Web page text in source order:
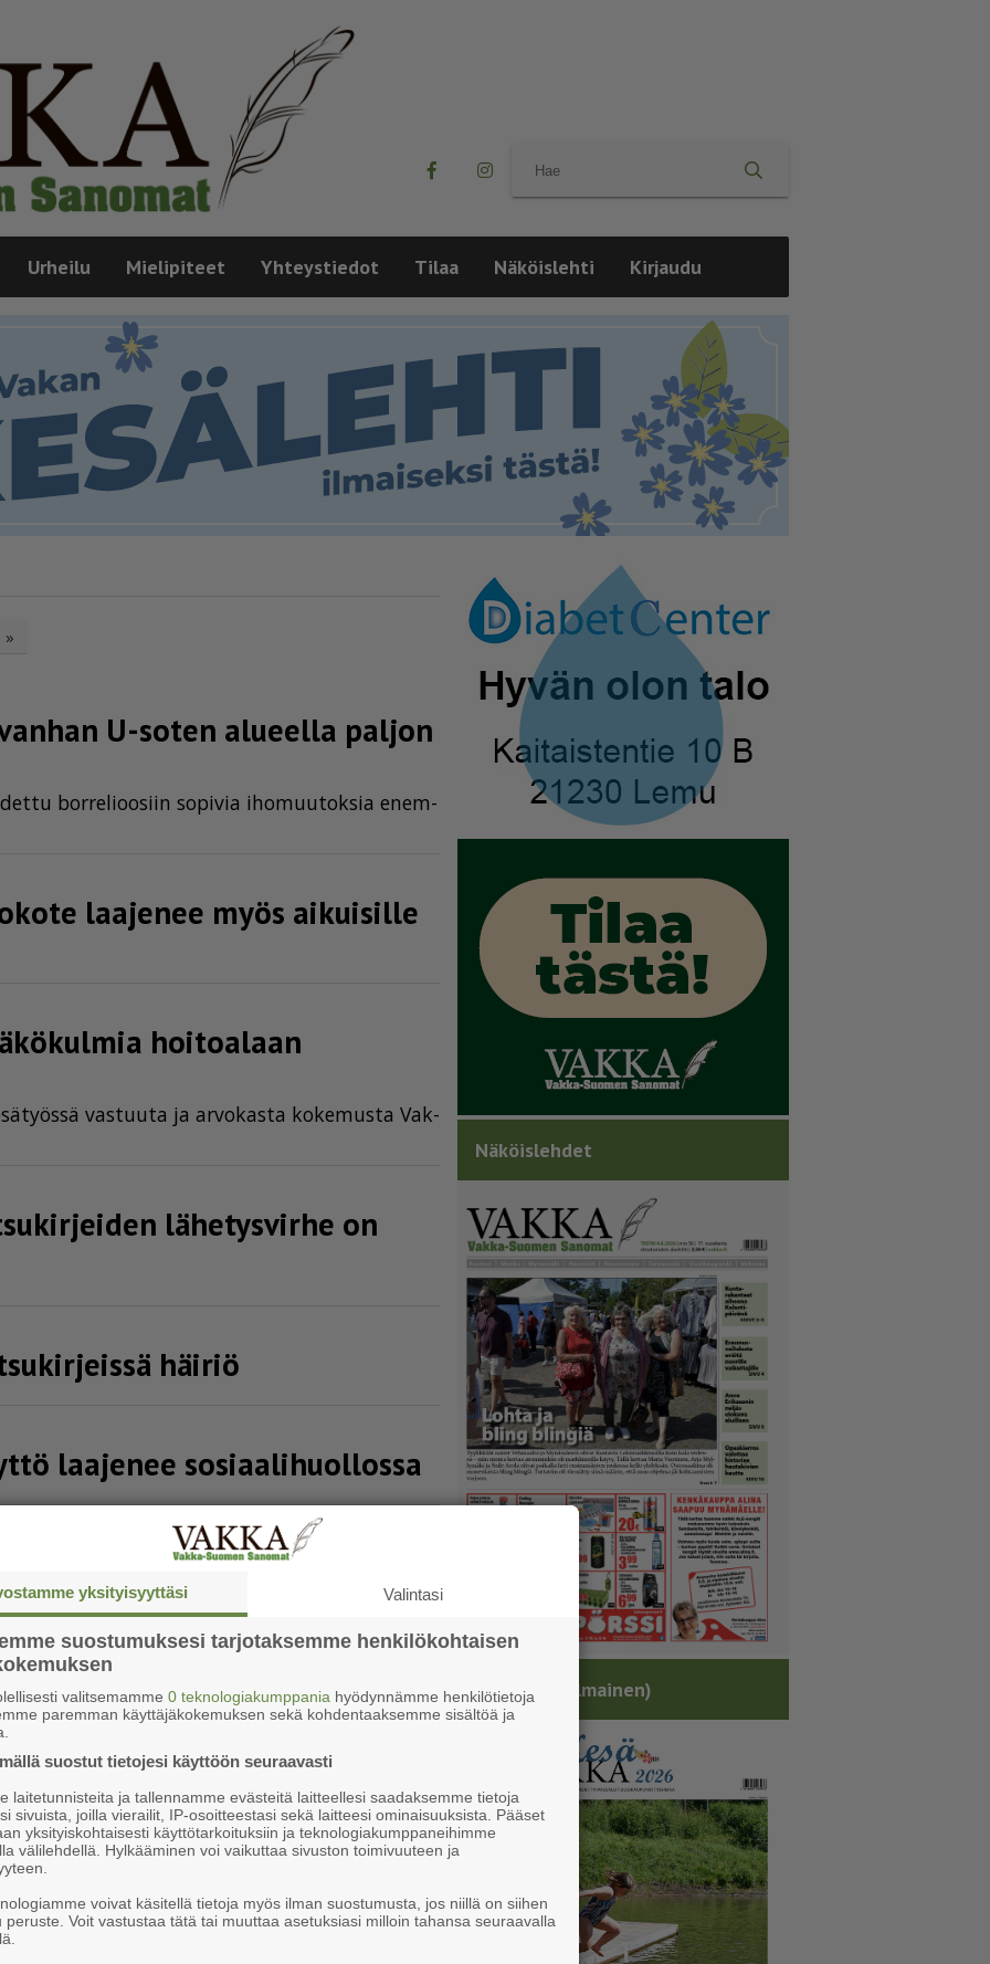
Urheilu Mielipiteet Yhteystiedot Tilaa Näköislehti Kirjaudu
»
U-soten alueella paljon
bor­re­li­oo­siin so­pi­via iho­muu­tok­sia enem­
laajenee myös aikuisille
hoitoalaan
vas­tuu­ta ja ar­vo­kas­ta ko­ke­mus­ta Vak­
lähetysvirhe on
häiriö
laajenee sosia­a­li­huol­lossa
erikois­sai­raan­
saat­ta­maan hoi­toon pää­syn
pelas­tu­sa­se­masta
al­ka­vat elo­kuus­sa.
aloittavat uuden yhteistyön
Näköislehdet
Kesälehti (ilmainen)
yksityisyyttäsi Valintasi
suostumuksesi tarjotaksemme henkilökohtaisen
valitsemamme 0 teknologiakumppania hyödynnämme henkilötietoja
paremman käyttäjäkokemuksen sekä kohdentaaksemme sisältöä ja
suostut tietojesi käyttöön seuraavasti
laitetunnisteita ja tallennamme evästeitä laitteellesi saadaksemme tietoja
sivuista, joilla vierailit, IP-osoitteestasi sekä laitteesi ominaisuuksista. Pääset
yksityiskohtaisesti käyttötarkoituksiin ja teknologiakumppaneihimme
välilehdellä. Hylkääminen voi vaikuttaa sivuston toimivuuteen ja
voivat käsitellä tietoja myös ilman suostumusta, jos niillä on siihen
peruste. Voit vastustaa tätä tai muuttaa asetuksiasi milloin tahansa seuraavalla